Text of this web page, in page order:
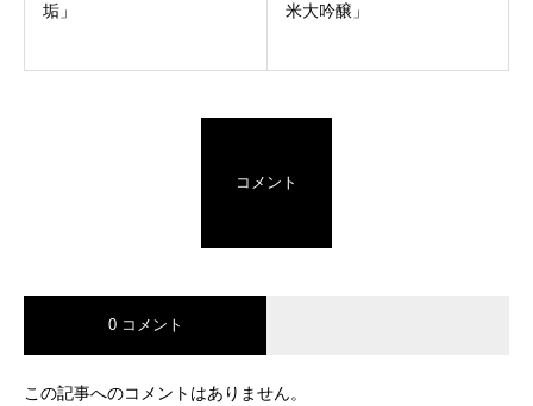
垢」
米大吟醸」
コメント
0 コメント
この記事へのコメントはありません。